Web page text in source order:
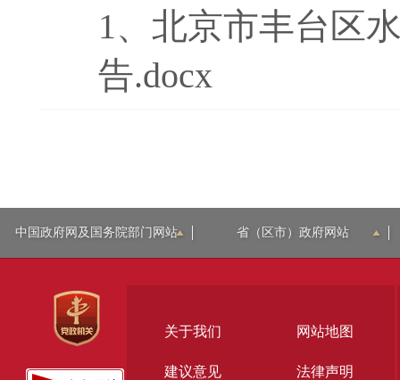
1、 北京市丰台区
告.docx
中国政府网及国务院部门网站 省（区市）政府网站
关于我们 网站地图
建议意见 法律声明